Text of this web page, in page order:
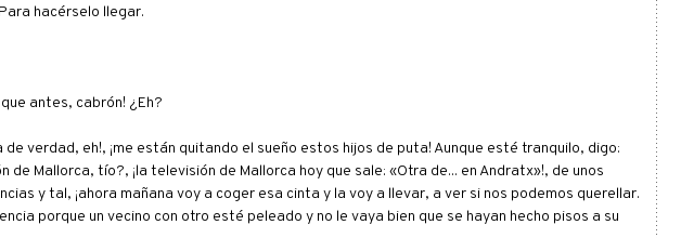
hacérselo llegar.
antes, cabrón! ¿Eh?
de verdad, eh!, ¡me están quitando el sueño estos hijos de puta! Aunque esté tranquilo, digo:
de Mallorca, tío?, ¡la televisión de Mallorca hoy que sale: «Otra de... en Andratx»!, de unos
y tal, ¡ahora mañana voy a coger esa cinta y la voy a llevar, a ver si nos podemos querellar.
porque un vecino con otro esté peleado y no le vaya bien que se hayan hecho pisos a su